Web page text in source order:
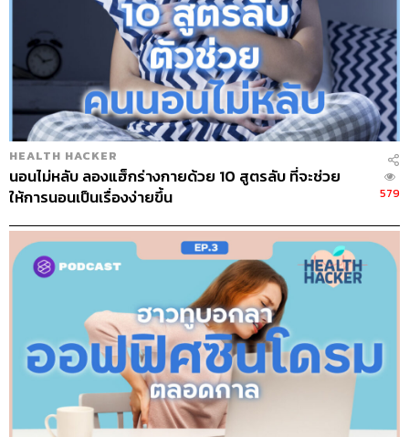
อนงค์นาฏ วิวัฒนานนท์
Channel Managerเชษฐพงศ์ ชูประดิษฐ์
Channel Admin
เอกราช มอเซอร์
Proofreader
ลักษณ์นารา พักตร์เพียงจันทร์
Webmasterอารยา ปานศรี
Social Media Adminsสุทธกิตติ์​ สุทธาวรรณกุล, ธิติกร ลิ้ม
ทองมณี,วนัชพร ดวงนิล, วิมลณัฐ พรศิริอนันต์
Archive Officerชริน จำปาวัน
TAGS: หมอแพน พอดแคสต์สุขภาพ ​ ปวดนิ้ว
ปวดข้อมือ
The Standard Podcast
สุขภาพดี
Health Hacker
ศุภรัศมิ์ ทวนนวรัตน์
podcast สุขภาพ
HEALTH HACKER
นอนไม่หลับ ลองแฮ็กร่างกายด้วย 10 สูตรลับ ที่จะช่วย
ให้การนอนเป็นเรื่องง่ายขึ้น
579